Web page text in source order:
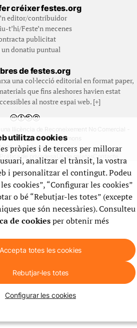
créixer festes.org
editor/contribuidor
t’hi/Feste’n mecenes
publicitat
un donatiu puntual
de festes.org
una col·lecció editorial en format paper,
que fins aleshores havien estat
al nostre espai web. [+]
llicència de Reconeixement No Comercial -
4.0 de Creative Commons
2026 festes.org
de privadesa Ús de galetes Contacte
utilitza cookies
pròpies i de tercers per millorar
analitzar el trànsit, la vostra
i personalitzar el contingut. Podeu
cookies”, “Configurar les cookies”
o bé “Rebutjar-les totes” (excepte
que són necessàries). Consulteu
de cookiesper obtenir més
Accepta totes les cookies
Rebutjar-les totes
Configurar les cookies